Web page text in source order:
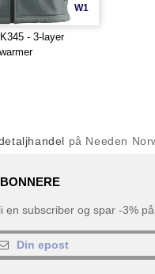
W1
- 3-layer
på Needen
en subscriber og spar -3%